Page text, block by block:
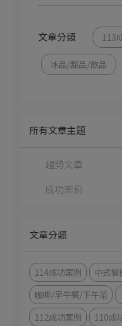
文章分類 113
冰品/甜品/飲品
所有文章主題
趨勢文章
成功案例
文章分類
114成功案例
中式
咖啡/早午餐/下午茶
112成功案例
110成